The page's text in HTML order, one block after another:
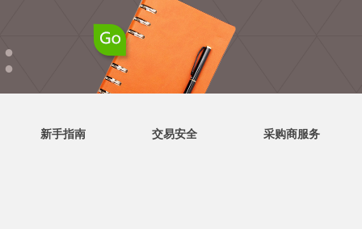
●
●
新手指南 交易安全 采购商服务